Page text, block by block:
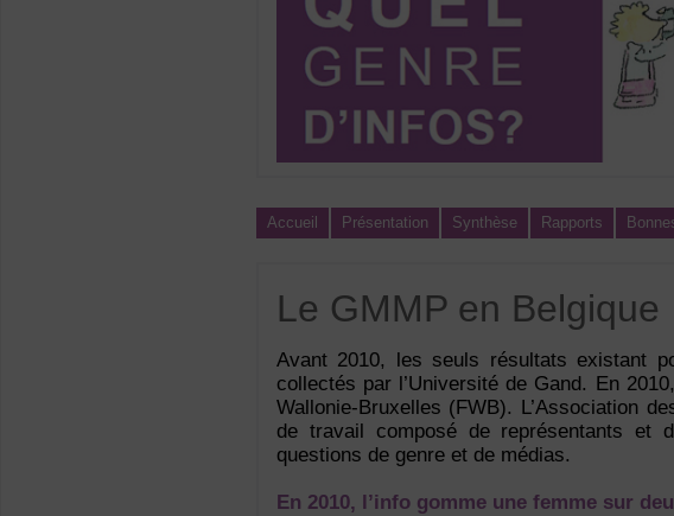
Accueil Présentation Synthèse Rapports
Le GMMP en Belgique
Avant 2010, les seuls résultats existant
collectés par l’Université de Gand. En
Wallonie-Bruxelles (FWB). L’Association
de travail composé de représentants et
questions de genre et de médias.
En 2010, l’info gomme une femme sur